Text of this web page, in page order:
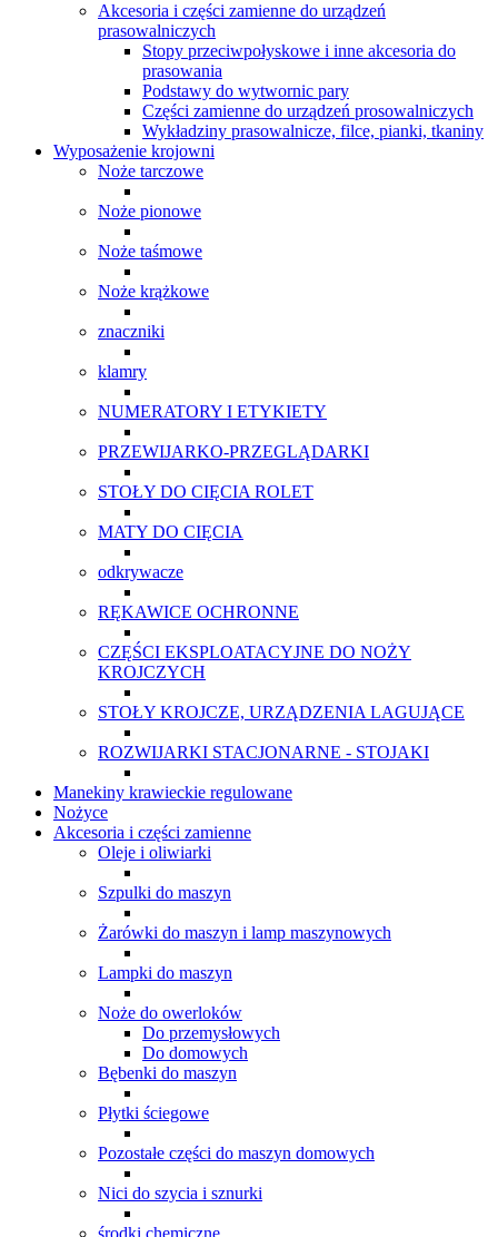
Akcesoria i części zamienne do urządzeń
prasowalniczych
Stopy przeciwpołyskowe i inne akcesoria do
prasowania
Podstawy do wytwornic pary
Części zamienne do urządzeń prosowalniczych
Wykładziny prasowalnicze, filce, pianki, tkaniny
Wyposażenie krojowni
Noże tarczowe
Noże pionowe
Noże taśmowe
Noże krążkowe
znaczniki
klamry
NUMERATORY I ETYKIETY
PRZEWIJARKO-PRZEGLĄDARKI
STOŁY DO CIĘCIA ROLET
MATY DO CIĘCIA
odkrywacze
RĘKAWICE OCHRONNE
CZĘŚCI EKSPLOATACYJNE DO NOŻY
KROJCZYCH
STOŁY KROJCZE, URZĄDZENIA LAGUJĄCE
ROZWIJARKI STACJONARNE - STOJAKI
Manekiny krawieckie regulowane
Nożyce
Akcesoria i części zamienne
Oleje i oliwiarki
Szpulki do maszyn
Żarówki do maszyn i lamp maszynowych
Lampki do maszyn
Noże do owerloków
Do przemysłowych
Do domowych
Bębenki do maszyn
Płytki ściegowe
Pozostałe części do maszyn domowych
Nici do szycia i sznurki
środki chemiczne